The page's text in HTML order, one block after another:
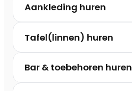
Aankleding huren
Tafel(linnen) huren
Bar & toebehoren huren